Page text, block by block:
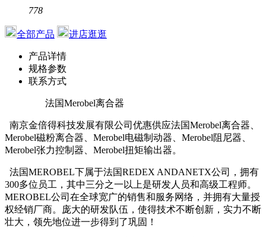
778
全部产品 进店逛逛
产品详情
规格参数
联系方式
法国Merobel离合器
南京金倍得科技发展有限公司优惠供应法国Merobel离合器、
Merobel磁粉离合器、Merobel电磁制动器、Merobel阻尼器、
Merobel张力控制器、Merobel扭矩输出器。
法国MEROBEL下属于法国REDEX ANDANETX公司，拥有
300多位员工，其中三分之一以上是研发人员和高级工程师。
MEROBEL公司在全球宽广的销售和服务网络，并拥有大量授
权经销厂商。庞大的研发队伍，使得技术不断创新，实力不断
壮大，领先地位进一步得到了巩固！